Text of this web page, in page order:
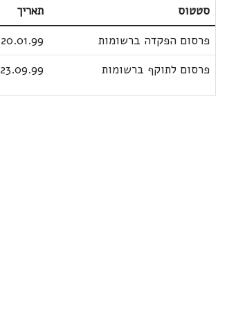
סטטוס תאריך
פרסום הפקדה ברשומות
20.01.99
פרסום לתוקף ברשומות
23.09.99